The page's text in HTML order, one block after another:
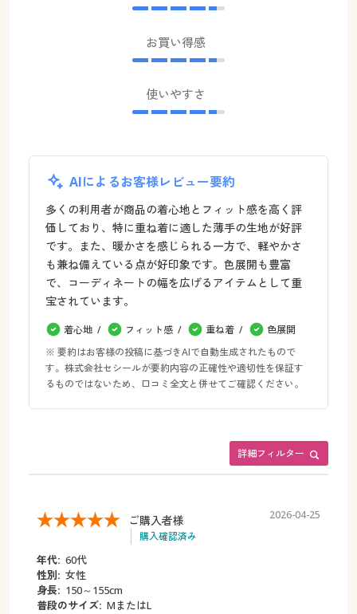
お買い得感
使いやすさ
AIによるお客様レビュー要約
多くの利用者が商品の着心地とフィット感を高く評
価しており、特に重ね着に適した薄手の生地が好評
です。また、暖かさを感じられる一方で、軽やかさ
も兼ね備えている点が好印象です。色展開も豊富
で、コーディネートの幅を広げるアイテムとして重
宝されています。
着心地 フィット感 重ね着
色展開
※ 要約はお客様の投稿に基づきAIで自動生成されたもので
す。株式会社セシールが要約内容の正確性や適切性を保証す
るものではないため、口コミ全文と併せてご確認ください。
詳細フィルター
ご購入者様
購入確認済み
2026-04-25
年代: 60代
性別: 女性
身長: 150～155cm
普段のサイズ: MまたはL